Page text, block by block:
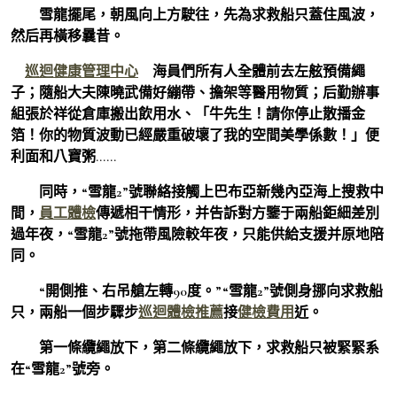
雪龍擺尾，朝風向上方駛往，先為求救船只蓋住風波，
然后再橫移曩昔。
巡迴健康管理中心 海員們所有人全體前去左舷預備繩
子；隨船大夫陳曉武備好繃帶、擔架等醫用物質；后勤辦事
組張於祥從倉庫搬出飲用水、「牛先生！請你停止散播金
箔！你的物質波動已經嚴重破壞了我的空間美學係數！」便
利面和八寶粥……
同時，“雪龍2”號聯絡接觸上巴布亞新幾內亞海上搜救中
間， 員工體檢傳遞相干情形，并告訴對方鑒于兩船鉅細差別
過年夜，“雪龍2”號拖帶風險較年夜，只能供給支援并原地陪
同。
“開側推、右吊艙左轉90度。”“雪龍2”號側身挪向求救船
只，兩船一個步驟步巡迴體檢推薦接健檢費用近。
第一條纜繩放下，第二條纜繩放下，求救船只被緊緊系
在“雪龍2”號旁。